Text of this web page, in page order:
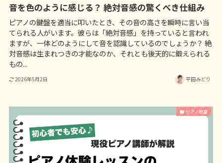
音を色のように感じる？ 絶対音感の驚くべき仕組み
ピアノの鍵盤を適当に叩いたとき、その音の高さを瞬時に言い当
てられる人がいます。彼らは「絶対音感」を持っていると言われ
ますが、一体どのようにして音を認識しているのでしょうか？ 絶
対音感は生まれつきの才能なのか、それとも後天的に鍛えられる
もの...
2026年5月2日 平田みどり
ピアノ教室